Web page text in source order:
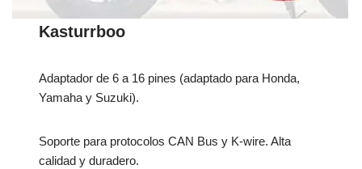
Kasturrboo
Adaptador de 6 a 16 pines (adaptado para Honda,
Yamaha y Suzuki).
Soporte para protocolos CAN Bus y K-wire. Alta
calidad y duradero.